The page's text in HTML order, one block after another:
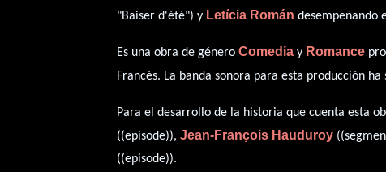
"Baiser d'été") y Letícia Román desempeñando
Es una obra de géneroComedia y Romance
Francés. La banda sonora para esta producción
Para el desarrollo de la historia que cuenta esta
((episode)),Jean-François Hauduroy
((episode)).